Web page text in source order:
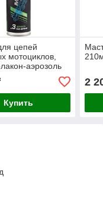
цепей
мотоциклов,
аэрозоль
Купить
2